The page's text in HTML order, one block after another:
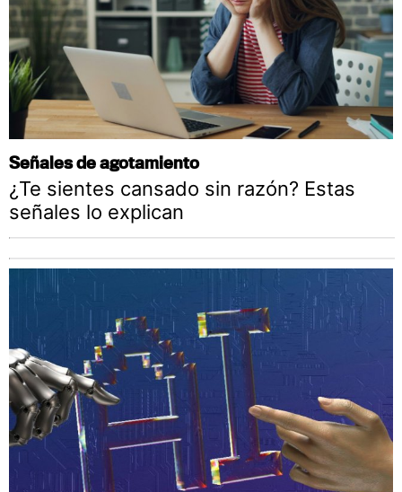
Señales de agotamiento
¿Te sientes cansado sin razón? Estas
señales lo explican